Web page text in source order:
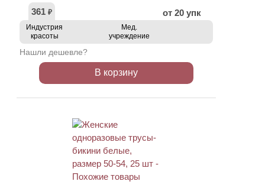
361 ₽ от 20 упк
Индустрия
красоты
Мед.
учреждение
Нашли дешевле?
В корзину